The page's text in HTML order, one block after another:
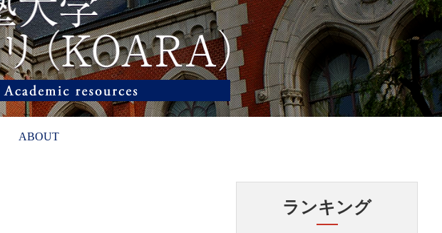
ABOUT
ランキング